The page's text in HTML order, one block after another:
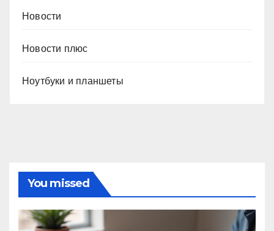
Новости
Новости плюс
Ноутбуки и планшеты
You missed